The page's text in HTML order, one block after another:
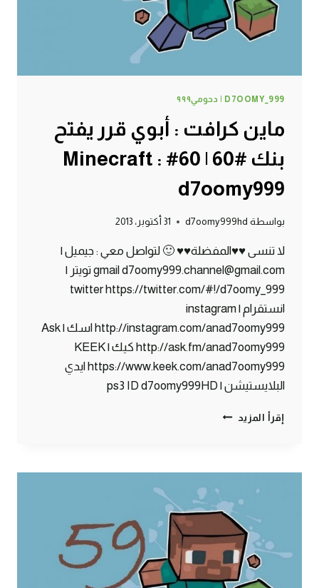
:
D7OOMY999
D7OOMY_999 | دحومي٩٩٩
ماين كرافت : أبوي قرر يفتح
بنك #60 | 60# Minecraft :
d7oomy999
بواسطة d7oomy999hd 31 أكتوبر، 2013
لا تنسى ♥♥المفضلة♥♥ 🙂 لتواصل معي : جيميل |
gmail d7oomy999.channel@gmail.com تويتر |
twitter https://twitter.com/#!/d7oomy_999
انستقرام | instagram
http://instagram.com/anad7oomy999 اسك | Ask
http://ask.fm/anad7oomy999 كيك | KEEK
https://www.keek.com/anad7oomy999 ايدي
البلايستيشن | ps3 ID d7oomy999HD
إقرأ المزيد ماين
قرر
يفتح
بنك
#60
|
60#
MINECRAFT
: